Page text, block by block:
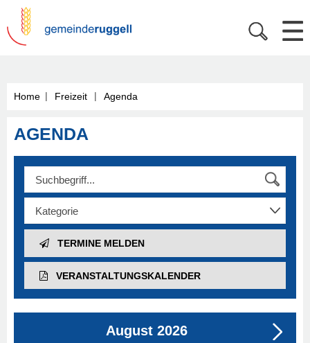
Home | Freizeit | Agenda
AGENDA
TERMINE MELDEN
VERANSTALTUNGS­KALENDER
August 2026